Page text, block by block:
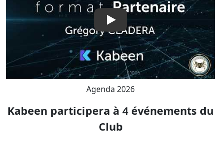
Play
Agenda 2026
Kabeen participera à 4 événements du
Club